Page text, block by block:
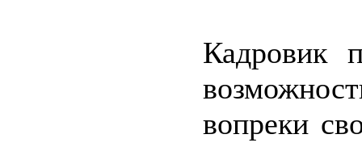
Кадровик
вопреки